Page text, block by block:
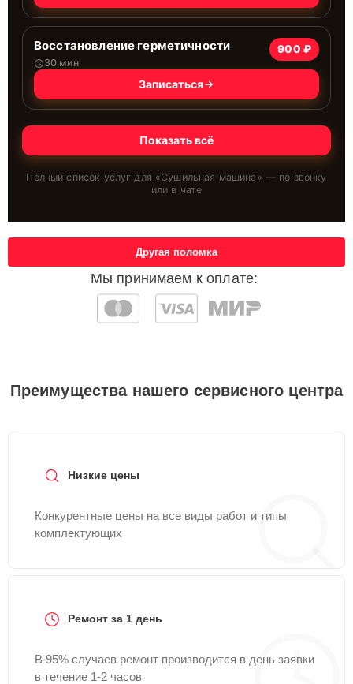
Восстановление герметичности
30 мин
900 ₽
Записаться
Показать всё
Полный список услуг для «Сушильная машина » — по звонку
или в чате
Мы принимаем к оплате:
Другая поломка
Преимущества нашего сервисного центра
Низкие цены
Конкурентные цены на все виды работ и типы
комплектующих
Ремонт за 1 день
В 95% случаев ремонт производится в день заявки
в течение 1-2 часов